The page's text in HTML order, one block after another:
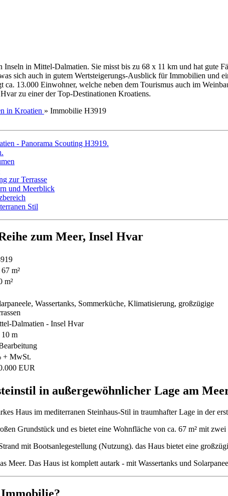
Inseln in Mittel-Dalmatien. Sie misst bis zu 68 x 11 km und hat
sich auch in gutem Wertsteigerungs-Ausblick für Immobilien und
ca. 13.000 Einwohner, welche neben dem Tourismus auch im
zu einer der Top-Destinationen Kroatiens.
in Kroatien » Immobilie H3919
zum Meer, Insel Hvar
m²
m²
Wassertanks, Sommerküche, Klimatisierung, großzügige
Dalmatien - Insel Hvar
10 m
+ MwSt.
EUR
in außergewöhnlicher Lage am
Haus im mediterranen Steinhaus-Stil in traumhafter Lage in der
Grundstück und es bietet eine Wohnfläche von ca. 67 m² mit
mit Bootsanlegestellung (Nutzung). das Haus bietet eine
Meer. Das Haus ist komplett autark - mit Wassertanks und